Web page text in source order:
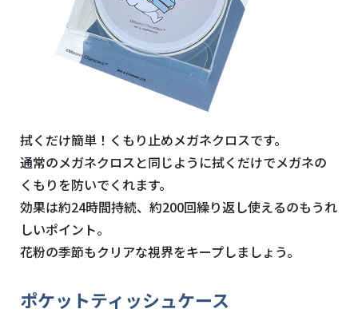
拭くだけ簡単！くもり止めメガネクロスです。
通常のメガネクロスと同じように拭くだけでメガネの
くもりを防いでくれます。
効果は約24時間持続、約200回繰り返し使えるのもうれ
しいポイント。
花粉の季節もクリアな視界をキープしましょう。
ポケットティッシュケース